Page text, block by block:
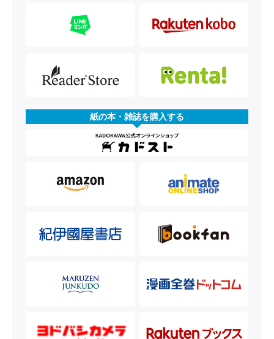
紙の本・雑誌を購入する